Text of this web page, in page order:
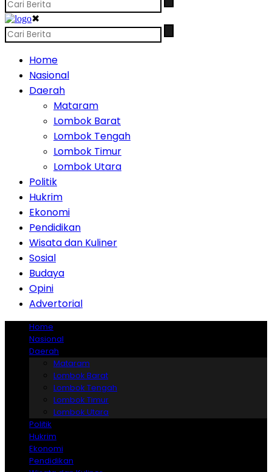
✖
Home
Nasional
Daerah
Mataram
Lombok Barat
Lombok Tengah
Lombok Timur
Lombok Utara
Politik
Hukrim
Ekonomi
Pendidikan
Wisata dan Kuliner
Sosial
Budaya
Opini
Advertorial
Home
Nasional
Daerah
Mataram
Lombok Barat
Lombok Tengah
Lombok Timur
Lombok Utara
Politik
Hukrim
Ekonomi
Pendidikan